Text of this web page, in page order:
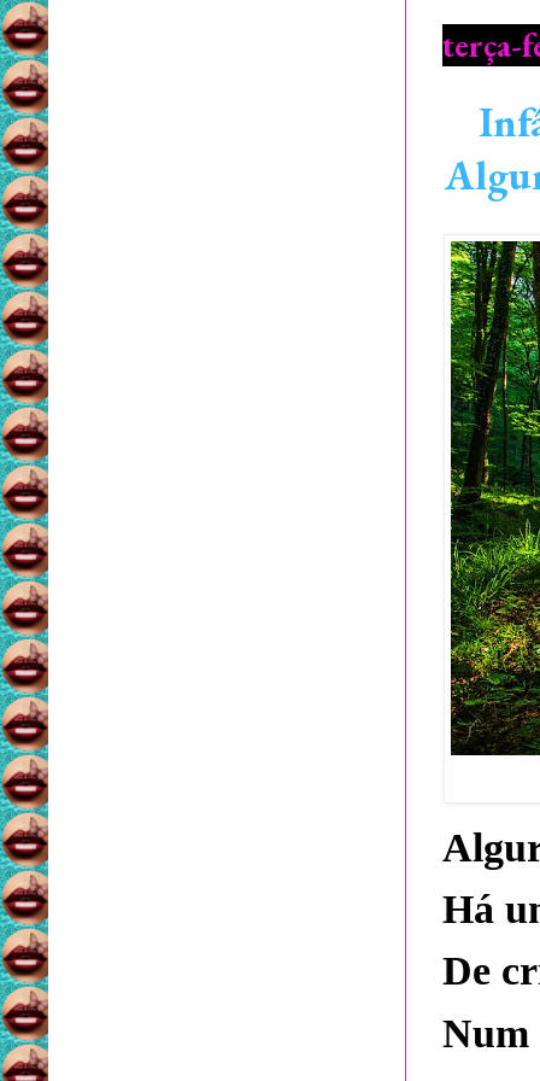
terça-
Há
De
Num